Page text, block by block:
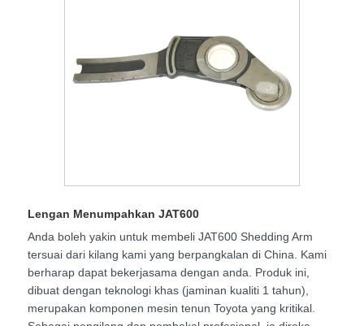
Lengan Menumpahkan JAT600
Anda boleh yakin untuk membeli JAT600 Shedding Arm
tersuai dari kilang kami yang berpangkalan di China. Kami
berharap dapat bekerjasama dengan anda. Produk ini,
dibuat dengan teknologi khas (jaminan kualiti 1 tahun),
merupakan komponen mesin tenun Toyota yang kritikal.